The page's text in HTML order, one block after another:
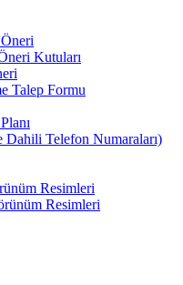
Kutuları
Talep Formu
Dahili Telefon Numaraları)
Resimleri
Resimleri